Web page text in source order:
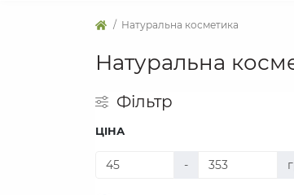
Натуральна косметика
Натуральна
Фільтр
ЦІНА
-